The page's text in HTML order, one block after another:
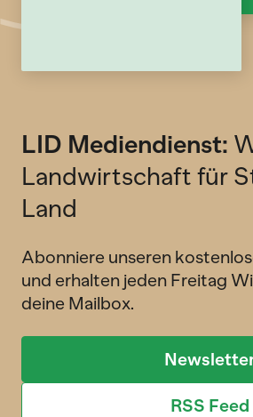
LID Mediendienst:
Landwirtschaft für
Land
Abonniere unseren
und erhalten jeden Freitag
deine Mailbox.
RSS Feed